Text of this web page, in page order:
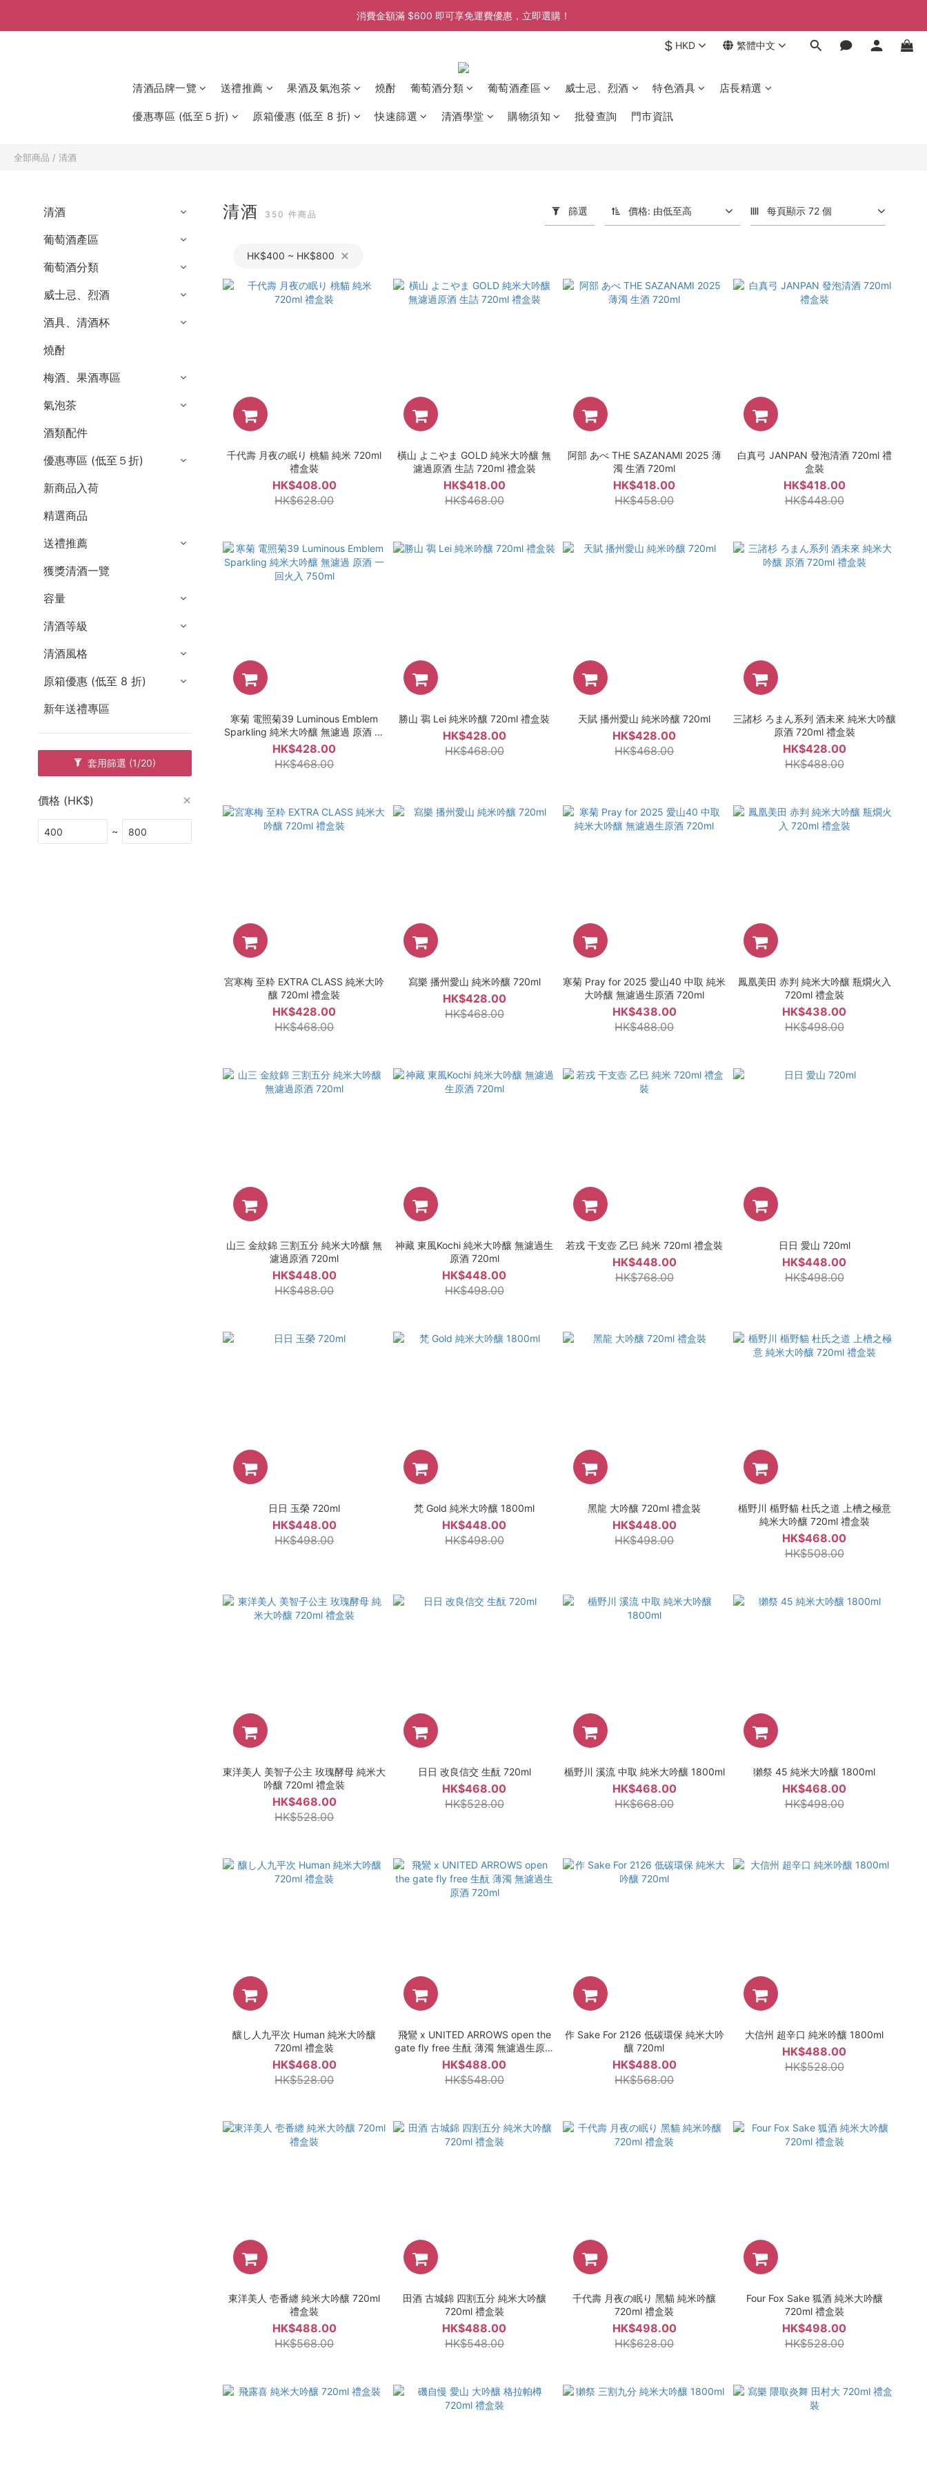
消費金額滿 $600 即可享免運費優惠，立即選購！
消費金額滿 $600 即可享免運費優惠，立即選購！
$ HKD 繁體中文
清酒品牌一覽 送禮推薦 果酒及氣泡茶 燒酎 葡萄酒分類 葡萄酒產區 威士忌、烈酒 特色酒具 店長精選
優惠專區 (低至５折) 原箱優惠 (低至 8 折) 快速篩選 清酒學堂 購物須知 批發查詢 門市資訊
全部商品 / 清酒
清酒
葡萄酒產區
葡萄酒分類
威士忌、烈酒
酒具、清酒杯
燒酎
梅酒、果酒專區
氣泡茶
酒類配件
優惠專區 (低至５折)
新商品入荷
精選商品
送禮推薦
獲獎清酒一覽
容量
清酒等級
清酒風格
原箱優惠 (低至 8 折)
新年送禮專區
套用篩選 (1/20)
價格 (HK$)
~
清酒 350 件商品 篩選 價格: 由低至高 每頁顯示 72 個
HK$400 ~ HK$800
千代壽 月夜の眠り 桃貓 純米 720ml
禮盒裝
HK$408.00
HK$628.00
橫山 よこやま GOLD 純米大吟釀 無
濾過原酒 生詰 720ml 禮盒裝
HK$418.00
HK$468.00
阿部 あべ THE SAZANAMI 2025 薄
濁 生酒 720ml
HK$418.00
HK$458.00
白真弓 JANPAN 發泡清酒 720ml 禮
盒裝
HK$418.00
HK$448.00
寒菊 電照菊39 Luminous Emblem
Sparkling 純米大吟釀 無濾過 原酒 一
回火入 750ml
HK$428.00
HK$468.00
勝山 䴇 Lei 純米吟釀 720ml 禮盒裝
HK$428.00
HK$468.00
天賦 播州愛山 純米吟釀 720ml
HK$428.00
HK$468.00
三諸杉 ろまん系列 酒未來 純米大吟釀
原酒 720ml 禮盒裝
HK$428.00
HK$488.00
宮寒梅 至粋 EXTRA CLASS 純米大吟
釀 720ml 禮盒裝
HK$428.00
HK$468.00
寫樂 播州愛山 純米吟釀 720ml
HK$428.00
HK$468.00
寒菊 Pray for 2025 愛山40 中取 純米
大吟釀 無濾過生原酒 720ml
HK$438.00
HK$488.00
鳳凰美田 赤判 純米大吟釀 瓶燗火入
720ml 禮盒裝
HK$438.00
HK$498.00
山三 金紋錦 三割五分 純米大吟釀 無
濾過原酒 720ml
HK$448.00
HK$488.00
神藏 東風Kochi 純米大吟釀 無濾過生
原酒 720ml
HK$448.00
HK$498.00
若戎 干支壺 乙巳 純米 720ml 禮盒裝
HK$448.00
HK$768.00
日日 愛山 720ml
HK$448.00
HK$498.00
日日 玉榮 720ml
HK$448.00
HK$498.00
梵 Gold 純米大吟釀 1800ml
HK$448.00
HK$498.00
黑龍 大吟釀 720ml 禮盒裝
HK$448.00
HK$498.00
楯野川 楯野貓 杜氏之道 上槽之極意
純米大吟釀 720ml 禮盒裝
HK$468.00
HK$508.00
東洋美人 美智子公主 玫瑰酵母 純米大
吟釀 720ml 禮盒裝
HK$468.00
HK$528.00
日日 改良信交 生酛 720ml
HK$468.00
HK$528.00
楯野川 溪流 中取 純米大吟釀 1800ml
HK$468.00
HK$668.00
獺祭 45 純米大吟釀 1800ml
HK$468.00
HK$498.00
釀し人九平次 Human 純米大吟釀
720ml 禮盒裝
HK$468.00
HK$528.00
飛鸞 x UNITED ARROWS open the
gate fly free 生酛 薄濁 無濾過生原酒
720ml
HK$488.00
HK$548.00
作 Sake For 2126 低碳環保 純米大吟
釀 720ml
HK$488.00
HK$568.00
大信州 超辛口 純米吟釀 1800ml
HK$488.00
HK$528.00
東洋美人 壱番纏 純米大吟釀 720ml
禮盒裝
HK$488.00
HK$568.00
田酒 古城錦 四割五分 純米大吟釀
720ml 禮盒裝
HK$488.00
HK$548.00
千代壽 月夜の眠り 黑貓 純米吟釀
720ml 禮盒裝
HK$498.00
HK$628.00
Four Fox Sake 狐酒 純米大吟釀
720ml 禮盒裝
HK$498.00
HK$528.00